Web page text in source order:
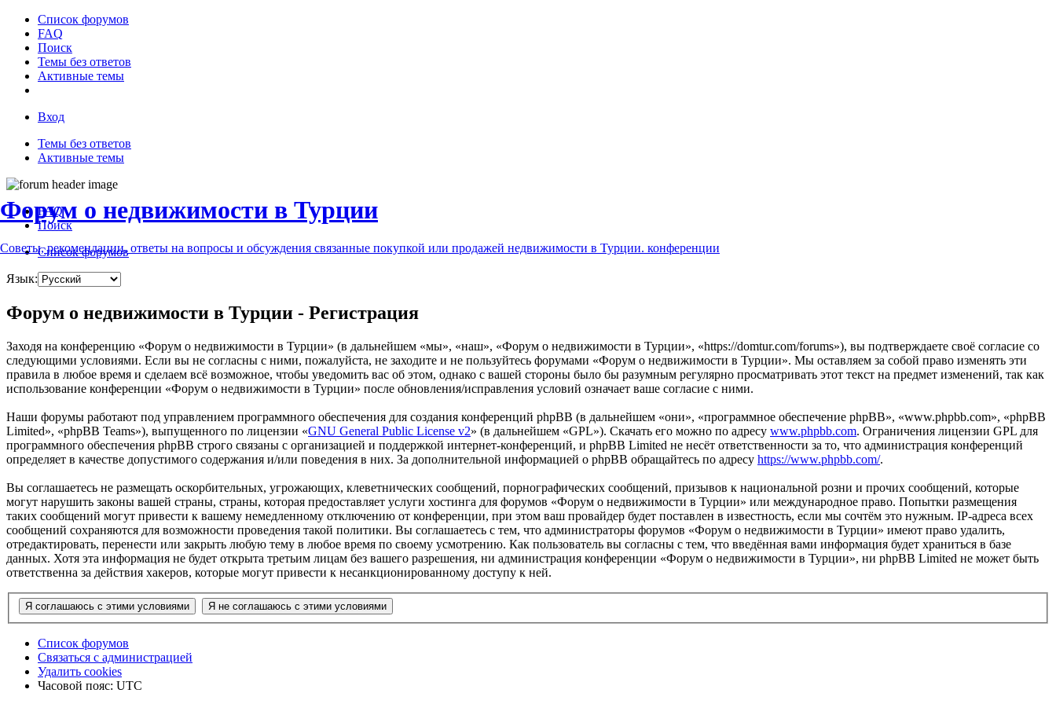
Список форумов
FAQ
Поиск
Темы без ответов
Активные темы
Вход
Темы без ответов
Активные темы
Форум о недвижимости в Турции
Советы, рекомендации, ответы на вопросы и обсуждения связанные покупкой или продажей недвижимости в Турции. конференции
FAQ
Поиск
Список форумов
Язык:
Форум о недвижимости в Турции - Регистрация
Заходя на конференцию «Форум о недвижимости в Турции» (в дальнейшем «мы», «наш», «Форум о недвижимости в Турции», «https://domtur.com/forums»), вы подтверждаете своё согласие со
следующими условиями. Если вы не согласны с ними, пожалуйста, не заходите и не пользуйтесь форумами «Форум о недвижимости в Турции». Мы оставляем за собой право изменять эти
правила в любое время и сделаем всё возможное, чтобы уведомить вас об этом, однако с вашей стороны было бы разумным регулярно просматривать этот текст на предмет изменений, так как
использование конференции «Форум о недвижимости в Турции» после обновления/исправления условий означает ваше согласие с ними.
Наши форумы работают под управлением программного обеспечения для создания конференций phpBB (в дальнейшем «они», «программное обеспечение phpBB», «www.phpbb.com», «phpBB
Limited», «phpBB Teams»), выпущенного по лицензии «GNU General Public License v2» (в дальнейшем «GPL»). Скачать его можно по адресу www.phpbb.com. Ограничения лицензии GPL для
программного обеспечения phpBB строго связаны с организацией и поддержкой интернет-конференций, и phpBB Limited не несёт ответственности за то, что администрация конференций
определяет в качестве допустимого содержания и/или поведения в них. За дополнительной информацией о phpBB обращайтесь по адресу https://www.phpbb.com/.
Вы соглашаетесь не размещать оскорбительных, угрожающих, клеветнических сообщений, порнографических сообщений, призывов к национальной розни и прочих сообщений, которые
могут нарушить законы вашей страны, страны, которая предоставляет услуги хостинга для форумов «Форум о недвижимости в Турции» или международное право. Попытки размещения
таких сообщений могут привести к вашему немедленному отключению от конференции, при этом ваш провайдер будет поставлен в известность, если мы сочтём это нужным. IP-адреса всех
сообщений сохраняются для возможности проведения такой политики. Вы соглашаетесь с тем, что администраторы форумов «Форум о недвижимости в Турции» имеют право удалить,
отредактировать, перенести или закрыть любую тему в любое время по своему усмотрению. Как пользователь вы согласны с тем, что введённая вами информация будет храниться в базе
данных. Хотя эта информация не будет открыта третьим лицам без вашего разрешения, ни администрация конференции «Форум о недвижимости в Турции», ни phpBB Limited не может быть
ответственна за действия хакеров, которые могут привести к несанкционированному доступу к ней.
Список форумов
Связаться с администрацией
Удалить cookies
Часовой пояс: UTC